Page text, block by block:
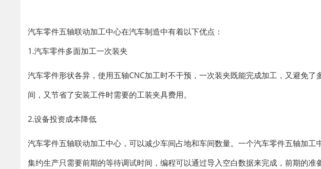
汽车零件五轴联动加工中心在汽车制造中有着以下优点：
1.汽车零件多面加工一次装夹
汽车零件形状各异，使用五轴CNC加工时不干预，一次装夹既能完成加工，又避免
间，又节省了安装工件时需要的工装夹具费用。
2.设备投资成本降低
汽车零件五轴联动加工中心，可以减少车间占地和车间数量。一个汽车零件五轴加
集约生产只需要前期的等待调试时间，编程可以通过导入空白数据来完成，前期的准